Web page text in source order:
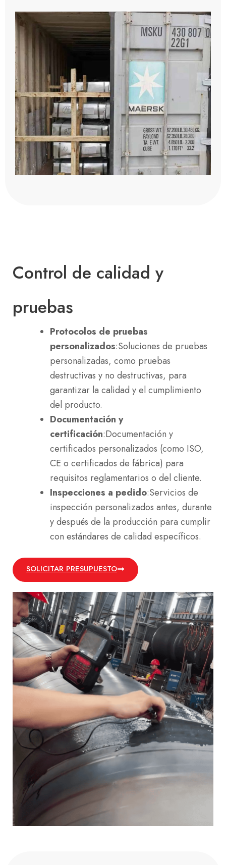
Control de calidad y
pruebas
Protocolos de pruebas
personalizados:Soluciones de pruebas
personalizadas, como pruebas
destructivas y no destructivas, para
garantizar la calidad y el cumplimiento
del producto.
Documentación y
certificación:Documentación y
certificados personalizados (como ISO,
CE o certificados de fábrica) para
requisitos reglamentarios o del cliente.
Inspecciones a pedido:Servicios de
inspección personalizados antes, durante
y después de la producción para cumplir
con estándares de calidad específicos.
SOLICITAR PRESUPUESTO